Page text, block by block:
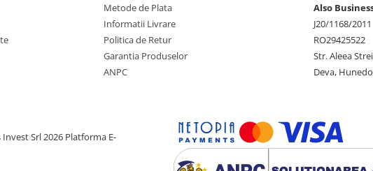
Metode de Plata
Informatii Livrare
Politica de Retur
Garantia Produselor
ANPC
Also
J20/1168/2011
RO29425522
Str. Aleea
Deva,
Srl 2026 Platforma E-